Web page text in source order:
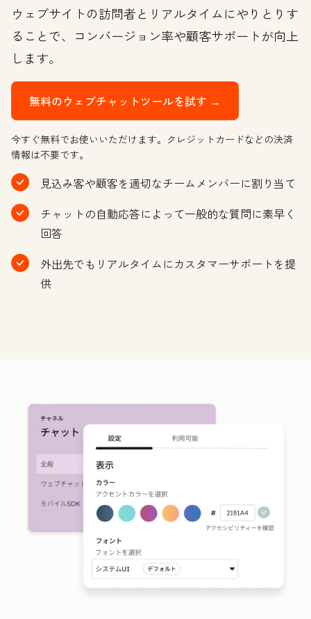
ウェブサイトの訪問者とリアルタイムにやりとりす
ることで、コンバージョン率や顧客サポートが向上
します。
無料のウェブチャットツールを試す →
今すぐ無料でお使いいただけます。クレジットカードなどの決済
情報は不要です。
見込み客や顧客を適切なチームメンバーに割り当て
チャットの自動応答によって一般的な質問に素早く
回答
外出先でもリアルタイムにカスタマーサポートを提
供